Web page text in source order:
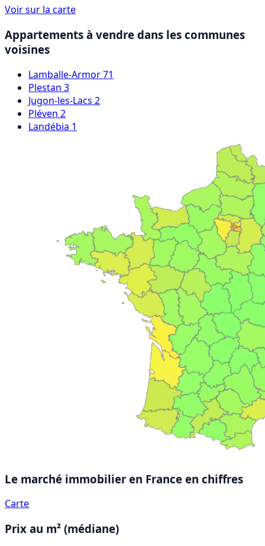
Voir sur la carte
Appartements à vendre dans les communes
voisines
Lamballe-Armor71
Plestan 3
Jugon-les-Lacs 2
Pléven 2
Landébia 1
Le marché immobilier en France en chiffres
Carte
Prix au m² (médiane)